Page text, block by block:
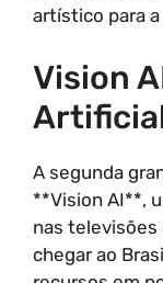
artístico para
Vision
A segunda
**Vision AI**,
nas televisões
chegar ao